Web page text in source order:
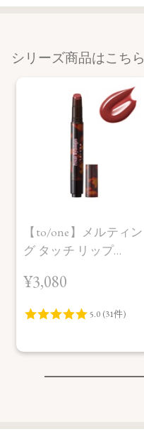
シリーズ商品はこちら
【to/one】メルティン
グ タッチ リップ
定品＞
¥3,080